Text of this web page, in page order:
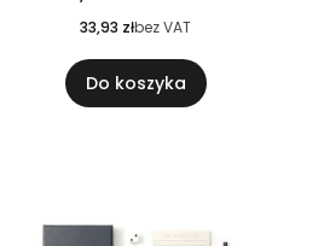
33,93 złbez VAT
Do koszyka